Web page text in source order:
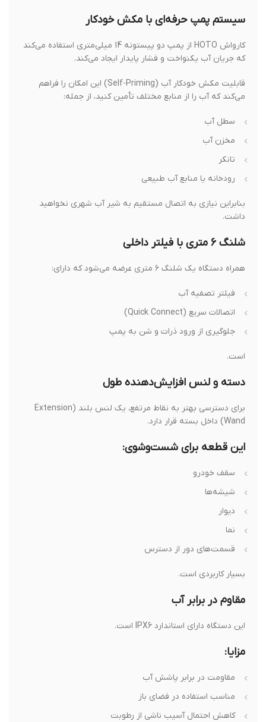
سیستم پمپ حرفه‌ای با مکش خودکار
کارواش HOTO از پمپ دو پیستونه 14 میلی‌متری استفاده می‌کند
که جریان آب یکنواخت و فشار پایدار ایجاد می‌کند.
قابلیت مکش خودکار آب (Self-Priming) این امکان را فراهم
می‌کند که آب را از منابع مختلف تأمین کنید، از جمله:
سطل آب
مخزن آب
تانکر
رودخانه یا منابع آب طبیعی
بنابراین نیازی به اتصال مستقیم به شیر آب شهری نخواهید
داشت.
شلنگ ۶ متری با فیلتر داخلی
همراه دستگاه یک شلنگ ۶ متری عرضه می‌شود که دارای:
فیلتر تصفیه آب
اتصالات سریع (Quick Connect)
جلوگیری از ورود ذرات و شن به پمپ
است.
دسته و لنس افزایش‌دهنده طول
برای دسترسی بهتر به نقاط مرتفع، یک لنس بلند (Extension
Wand) داخل بسته قرار دارد.
این قطعه برای شست‌وشوی:
سقف خودرو
شیشه‌ها
دیوار
نما
قسمت‌های دور از دسترس
بسیار کاربردی است.
مقاوم در برابر آب
این دستگاه دارای استاندارد IPX6 است.
مزایا:
مقاومت در برابر پاشش آب
مناسب استفاده در فضای باز
کاهش احتمال آسیب ناشی از رطوبت